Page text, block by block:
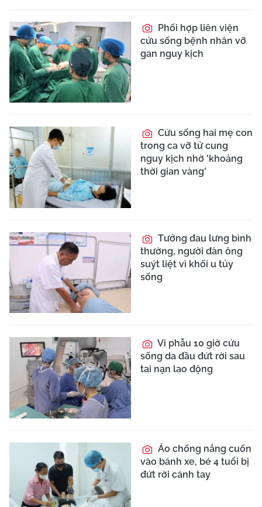
Nắng nóng thất
thường, nhiều người
nhập viện vì cúm và
Viêm phổi tái phát
liên tục sau đột quỵ do
rối loạn nuốt
5 người tử vong vì khí
H₂S: Nguy hiểm nhất là
người cứu trở thành nạn
nhân
Chỉ đau bụng âm ỉ 2
ngày, cụ ông 70 tuổi suýt
vỡ ruột thừa vì chủ quan
Thói quen ăn đồ ăn
nhanh khiến một thiếu
niên bị mù vĩnh viễn